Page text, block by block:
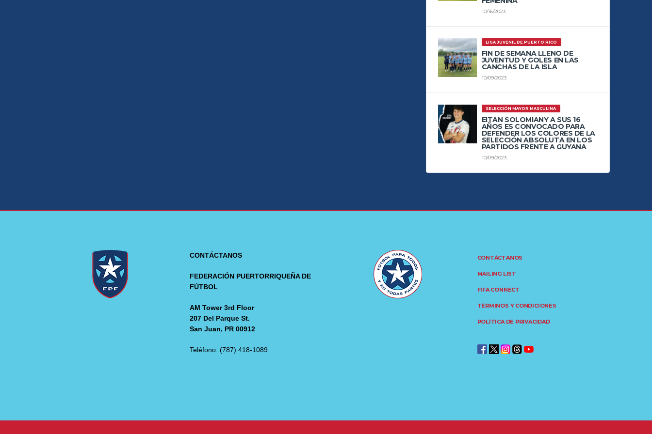
10/16/2023
LIGA JUVENIL DE PUERTO RICO
FIN DE SEMANA LLENO DE
JUVENTUD Y GOLES EN LAS
CANCHAS DE LA ISLA
10/09/2023
SELECCIÓN MAYOR MASCULINA
EITAN SOLOMIANY A SUS 16
AÑOS ES CONVOCADO PARA
DEFENDER LOS COLORES DE LA
SELECCIÓN ABSOLUTA EN LOS
PARTIDOS FRENTE A GUYANA
10/09/2023
CONTÁCTANOS
FEDERACIÓN PUERTORRIQUEÑA DE
FÚTBOL
AM Tower 3rd Floor
207 Del Parque St.
San Juan, PR 00912
Teléfono: (787) 418-1089
CONTÁCTANOS
MAILING LIST
FIFA CONNECT
TÉRMINOS Y CONDICIONES
POLÍTICA DE PRIVACIDAD